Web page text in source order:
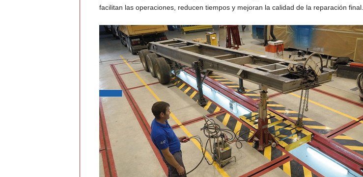
–
C
e
s
i
C
facilitan las operaciones, reducen tiempos y mejoran la calidad de la reparación final.